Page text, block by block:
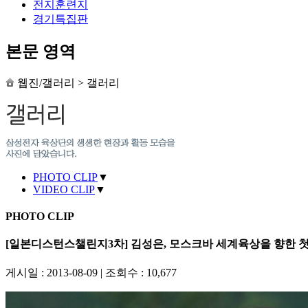
전지훈련지
경기특집판
본문 영역
웹진/갤러리 > 갤러리
PHOTO CLIP▼
VIDEO CLIP▼
PHOTO CLIP
[일본디스턴스챌린지3차] 김성은, 모스크바 세계육상을 향한
게시일 : 2013-08-09 조회수 : 10,677